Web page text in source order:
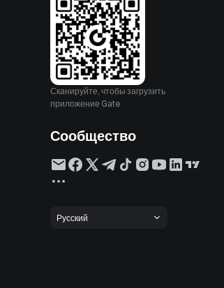
Сканируйте, чтобы загрузить
приложение Gate
Сообщество
Русский